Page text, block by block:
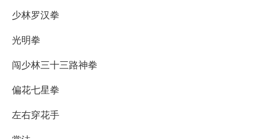
少林罗汉拳
光明拳
闯少林三十三路神拳
偏花七星拳
左右穿花手